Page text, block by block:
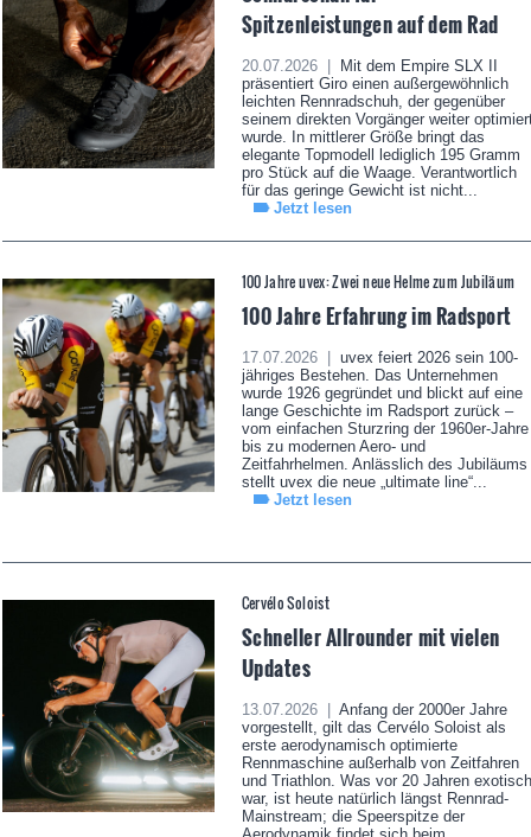
Spitzenleistungen auf dem Rad
20.07.2026 |
Mit dem Empire SLX II
präsentiert Giro einen außergewöhnlich
leichten Rennradschuh, der gegenüber
seinem direkten Vorgänger weiter
wurde. In mittlerer Größe bringt das
elegante Topmodell lediglich 195 Gramm
pro Stück auf die Waage. Verantwortlich
für das geringe Gewicht ist nicht...
Jetzt lesen
100 Jahre uvex: Zwei neue Helme zum Jubiläum
100 Jahre Erfahrung im Radsport
17.07.2026 |
uvex feiert 2026 sein 100-
jähriges Bestehen. Das Unternehmen
wurde 1926 gegründet und blickt auf eine
lange Geschichte im Radsport zurück –
vom einfachen Sturzring der 1960er-Jahre
bis zu modernen Aero- und
Zeitfahrhelmen. Anlässlich des Jubiläums
stellt uvex die neue „ultimate line“...
Jetzt lesen
Cervélo Soloist
Schneller Allrounder mit vielen
Updates
13.07.2026 |
Anfang der 2000er Jahre
vorgestellt, gilt das Cervélo Soloist als
erste aerodynamisch optimierte
Rennmaschine außerhalb von Zeitfahren
und Triathlon. Was vor 20 Jahren exotisch
war, ist heute natürlich längst Rennrad-
Mainstream; die Speerspitze der